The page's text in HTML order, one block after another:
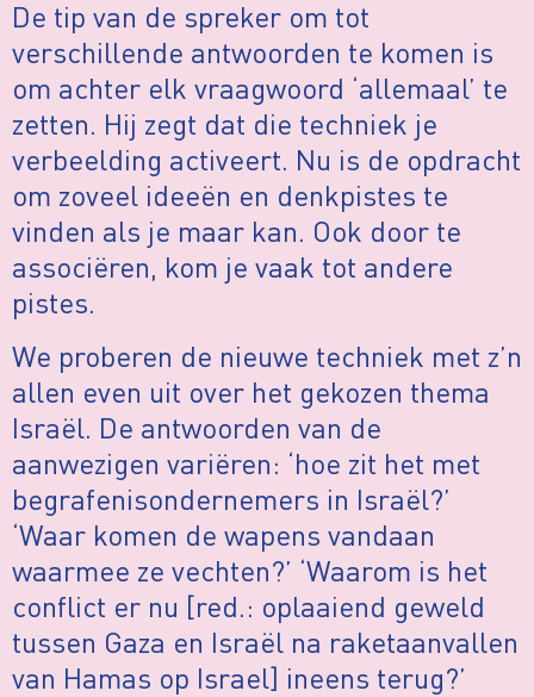
De tip van de spreker om tot
verschillende antwoorden te komen is
om achter elk vraagwoord ‘allemaal’ te
zetten. Hij zegt dat die techniek je
verbeelding activeert. Nu is de opdracht
om zoveel ideeën en denkpistes te
vinden als je maar kan. Ook door te
associëren, kom je vaak tot andere
pistes.
We proberen de nieuwe techniek met z’n
allen even uit over het gekozen thema
Israël. De antwoorden van de
aanwezigen variëren: ‘hoe zit het met
begrafenisondernemers in Israël?’
‘Waar komen de wapens vandaan
waarmee ze vechten?’ ‘Waarom is het
conflict er nu [red.: oplaaiend geweld
tussen Gaza en Israël na raketaanvallen
van Hamas op Israel] ineens terug?’